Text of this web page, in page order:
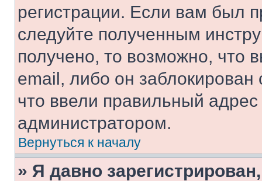
регистрации. Если вам был
следуйте полученным
получено, то возможно, что
email, либо он
что ввели правильный адрес
администратором.
Вернуться к началу
» Я давно